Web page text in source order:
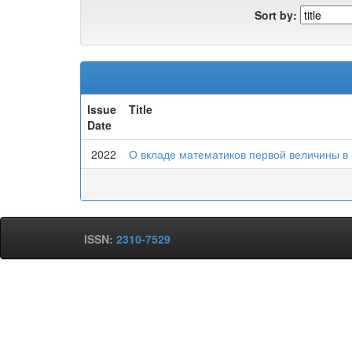
Sort by:
Issue
Date
Title
2022 О вкладе математиков первой величины
ISSN: 2310-7529